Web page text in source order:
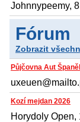
Johnnypeemy,
Fórum
Zobrazit
Půjčovna Aut
Kozí mejdan 2026
Horydoly Open,